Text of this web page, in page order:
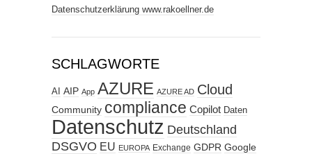
Datenschutzerklärung www.rakoellner.de
SCHLAGWORTE
AI AIP App AZURE AZURE AD Cloud
Community compliance Copilot Daten
Datenschutz Deutschland
DSGVO EU EUROPA Exchange GDPR Google